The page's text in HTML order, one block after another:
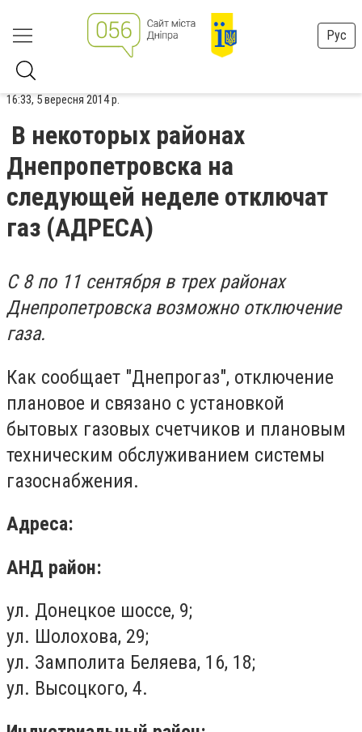
Рус
16:33, 5 вересня 2014 р.
В некоторых районах
Днепропетровска на
следующей неделе отключат
газ (АДРЕСА)
С 8 по 11 сентября в трех районах
Днепропетровска возможно отключение
газа.
Как сообщает "Днепрогаз", отключение
плановое и связано с установкой
бытовых газовых счетчиков и плановым
техническим обслуживанием системы
газоснабжения.
Адреса:
АНД район:
ул. Донецкое шоссе, 9;
ул. Шолохова, 29;
ул. Замполита Беляева, 16, 18;
ул. Высоцкого, 4.